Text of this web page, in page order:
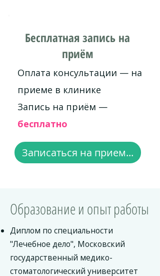
Бесплатная запись на
приём
Оплата консультации — на
приеме в клинике
Запись на приём —
бесплатно
Записаться на прием...
Образование и опыт работы
Диплом по специальности
"Лечебное дело", Московский
государственный медико-
стоматологический университет